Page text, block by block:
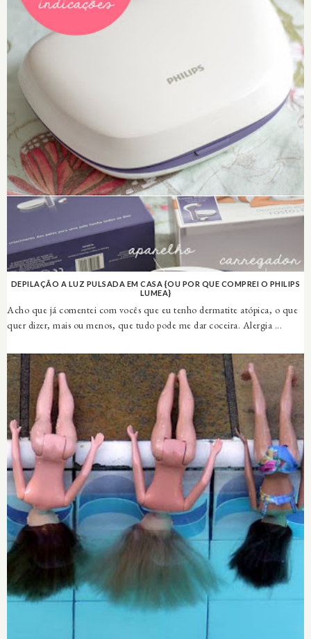
DEPILAÇÃO A LUZ PULSADA EM CASA {OU POR QUE COMPREI O PHILIPS
LUMEA}
Acho que já comentei com vocês que eu tenho dermatite atópica, o que
quer dizer, mais ou menos, que tudo pode me dar coceira. Alergia ...